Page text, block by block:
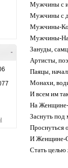
-
Мужчины с
Мужчины с
Мужчины-
Мужчины-
Зануды,
Артисты,
Паяцы,
Монахи,
И всем им
На Женщине-
Заснуть
Проснуться
И Женщине-
Стать